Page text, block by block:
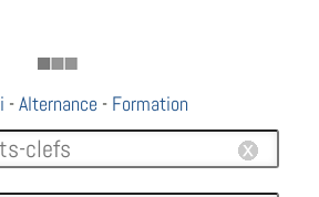
183
-Alternance - Formation